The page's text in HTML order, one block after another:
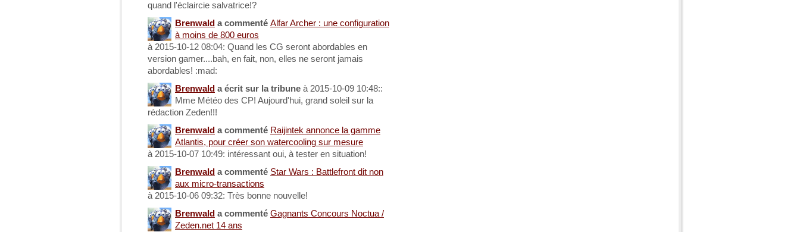
quand l'éclaircie salvatrice!?
Brenwald a commenté Alfar Archer : une configuration
à moins de 800 euros
à 2015-10-12 08:04: Quand les CG seront abordables en
version gamer....bah, en fait, non, elles ne seront jamais
abordables! :mad:
Brenwald a écrit sur la tribune à 2015-10-09 10:48::
Mme Météo des CP! Aujourd'hui, grand soleil sur la
rédaction Zeden!!!
Brenwald a commenté Raijintek annonce la gamme
Atlantis, pour créer son watercooling sur mesure
à 2015-10-07 10:49: intéressant oui, à tester en situation!
Brenwald a commenté Star Wars : Battlefront dit non
aux micro-transactions
à 2015-10-06 09:32: Très bonne nouvelle!
Brenwald a commenté Gagnants Concours Noctua /
Zeden.net 14 ans